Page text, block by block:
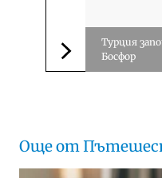
Следваща
Турция
Босфор
Още от